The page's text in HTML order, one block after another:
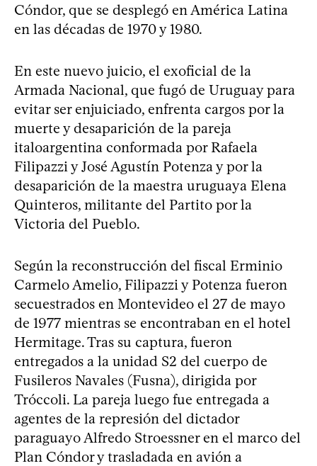
Cóndor, que se desplegó en América Latina
en las décadas de 1970 y 1980.
En este nuevo juicio, el exoficial de la
Armada Nacional, que fugó de Uruguay para
evitar ser enjuiciado, enfrenta cargos por la
muerte y desaparición de la pareja
italoargentina conformada por Rafaela
Filipazzi y José Agustín Potenza y por la
desaparición de la maestra uruguaya Elena
Quinteros, militante del Partito por la
Victoria del Pueblo.
Según la reconstrucción del fiscal Erminio
Carmelo Amelio, Filipazzi y Potenza fueron
secuestrados en Montevideo el 27 de mayo
de 1977 mientras se encontraban en el hotel
Hermitage. Tras su captura, fueron
entregados a la unidad S2 del cuerpo de
Fusileros Navales (Fusna), dirigida por
Tróccoli. La pareja luego fue entregada a
agentes de la represión del dictador
paraguayo Alfredo Stroessner en el marco del
Plan Cóndor y trasladada en avión a